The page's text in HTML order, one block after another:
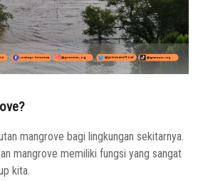
mangrove bagi lingkungan sekitarnya.
mangrove memiliki fungsi yang sangat
kita.